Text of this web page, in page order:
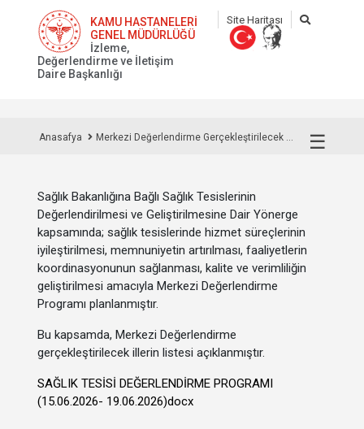
KAMU HASTANELERİ
GENEL MÜDÜRLÜĞÜ
İzleme,
Değerlendirme ve İletişim
Daire Başkanlığı
Site Haritası
☰
Anasafya Merkezi Değerlendirme Gerçekleştirilecek ...
Sağlık Bakanlığına Bağlı Sağlık Tesislerinin
Değerlendirilmesi ve Geliştirilmesine Dair Yönerge
kapsamında; sağlık tesislerinde hizmet süreçlerinin
iyileştirilmesi, memnuniyetin artırılması, faaliyetlerin
koordinasyonunun sağlanması, kalite ve verimliliğin
geliştirilmesi amacıyla Merkezi Değerlendirme
Programı planlanmıştır.
Bu kapsamda, Merkezi Değerlendirme
gerçekleştirilecek illerin listesi açıklanmıştır.
SAĞLIK TESİSİ DEĞERLENDİRME PROGRAMI
(15.06.2026- 19.06.2026)docx